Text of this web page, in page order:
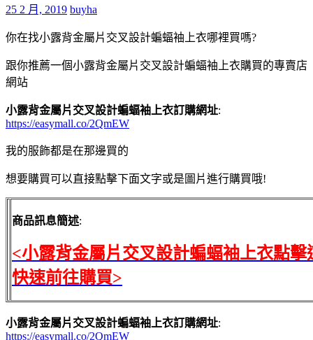
25 2 月, 2019 buyha
你在找小露背金屬片交叉設計蝙蝠袖上衣哪裡買嗎?
跟你推薦一個小露背金屬片交叉設計蝙蝠袖上衣購買的專賣店
網站
小露背金屬片交叉設計蝙蝠袖上衣訂購網址:
https://easymall.co/2QmEW
我的服飾都是在那邊買的
想要購買可以直接點擊下面文字或是圖片進行購買哦!
商品訊息簡述:
<小露背金屬片交叉設計蝙蝠袖上衣點擊
快速前往購買>
小露背金屬片交叉設計蝙蝠袖上衣訂購網址:
https://easymall.co/2QmEW